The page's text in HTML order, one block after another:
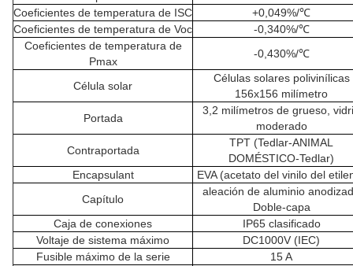
Coeficientes de temperatura de ISC
+0,049%/℃
Coeficientes de temperatura de Voc
-0,340%/℃
Coeficientes de temperatura de
Pmax
-0,430%/℃
Célula solar
Células solares polivinílicas
156x156 milímetro
Portada
3,2 milímetros de grueso,
moderado
Contraportada
TPT (Tedlar-ANIMAL
DOMÉSTICO-Tedlar)
Encapsulant
EVA (acetato del vinilo del
Capítulo
aleación de aluminio
Doble-capa
Caja de conexiones
IP65 clasificado
Voltaje de sistema máximo
DC1000V (IEC)
Fusible máximo de la serie
15 A